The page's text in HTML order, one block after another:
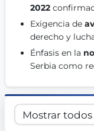
Get Involved
Become a
Volunteer:
Support
2022
Exigencia de
derecho y
Énfasis en la
Serbia como